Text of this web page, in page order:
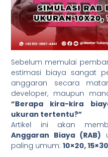
Sebelum memulai
estimasi biaya sangat
anggaran secara
developer, maupun
“Berapa kira-kira
ukuran tertentu?”
Artikel ini akan
Anggaran Biaya (RAB)
paling umum:10×20,